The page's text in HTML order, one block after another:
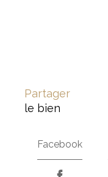
partager
le bien
Facebook